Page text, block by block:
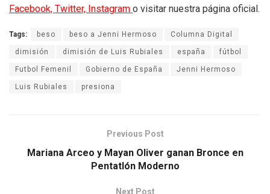
Facebook, Twitter, Instagram o visitar nuestra página oficial.
Tags: beso beso a Jenni Hermoso Columna Digital
dimisión dimisión de Luis Rubiales españa fútbol
Futbol Femenil Gobierno de España Jenni Hermoso
Luis Rubiales presiona
Previous Post
Mariana Arceo y Mayan Oliver ganan Bronce en
Pentatlón Moderno
Next Post